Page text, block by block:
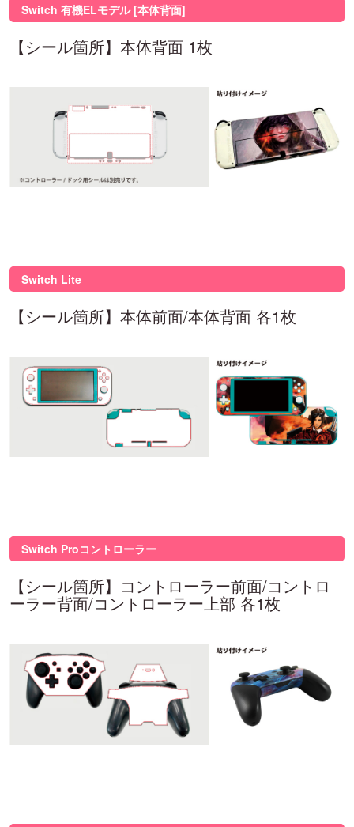
Switch 有機ELモデル [本体背面]
【シール箇所】本体背面 1枚
Switch Lite
【シール箇所】本体前面/本体背面 各1枚
Switch Proコントローラー
【シール箇所】コントローラー前面/コントロ
ーラー背面/コントローラー上部 各1枚